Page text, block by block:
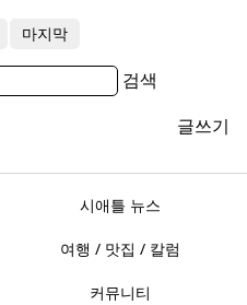
마지막
검색
글쓰기
시애틀 뉴스
여행 / 맛집 / 칼럼
커뮤니티